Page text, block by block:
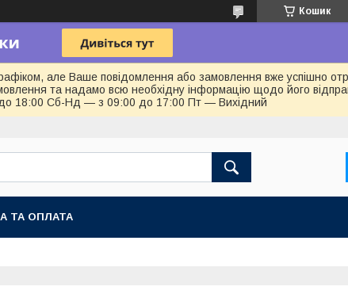
Кошик
але Ваше повідомлення або замовлення вже успішно
та надамо всю необхідну інформацію щодо його
18:00 Сб-Нд — з 09:00 до 17:00 Пт — Вихідний
ТА ОПЛАТА